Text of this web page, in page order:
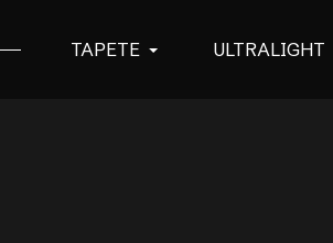
TAPETE ULTRALIGHT